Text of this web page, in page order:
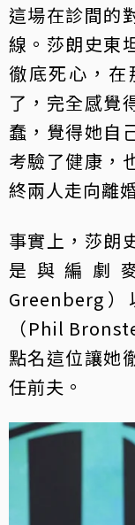
這場在診間的
線。莎朗史東
徹底死心，
了，完全感覺
蠢，覺得她自
考驗了健康，
終兩人走向離
事實上，莎朗
是與編劇
Greenberg
（Phil
點名這位讓她
任前夫。